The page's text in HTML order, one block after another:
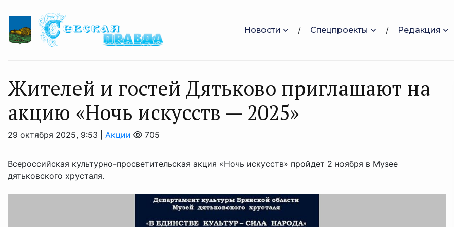
Новости Спецпроекты Редакция
Жителей и гостей Дятьково приглашают на
акцию «Ночь искусств — 2025»
29 октября 2025, 9:53 | Акции 705
Всероссийская культурно-просветительская акция «Ночь искусств» пройдет 2 ноября в Музее
дятьковского хрусталя.